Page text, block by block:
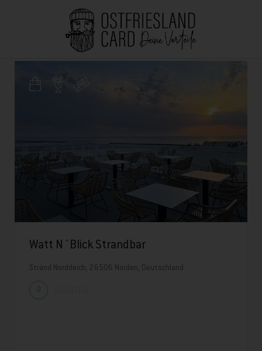
Watt N´Blick Strandbar
Strand Norddeich, 26506 Norden, Deutschland
0